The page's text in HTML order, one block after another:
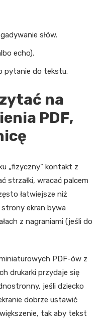
słów.
echo).
pytanie do tekstu.
na
PDF,
„fizyczny” kontakt z
strzałki, wracać palcem
łatwiejsze niż
ekran bywa
z nagraniami (jeśli do
PDF-ów z
drukarki przydaje się
jeśli dziecko
dobrze ustawić
tak aby tekst